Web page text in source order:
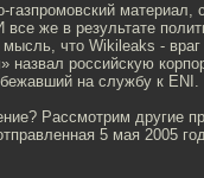
же в результате
что Wikileaks - враг
назвал российскую
на службу к ENI.
Рассмотрим другие
5 мая 2005